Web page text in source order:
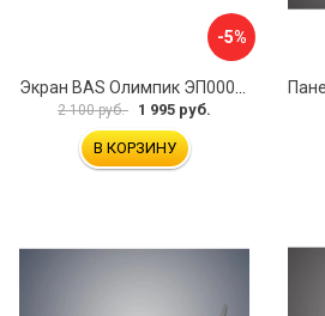
-5%
2 100 руб. 1 995 руб.
В КОРЗИНУ